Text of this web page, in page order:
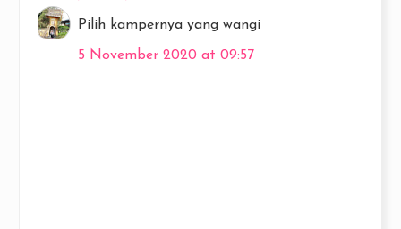
Pilih kampernya yang wangi
5 November 2020 at 09:57